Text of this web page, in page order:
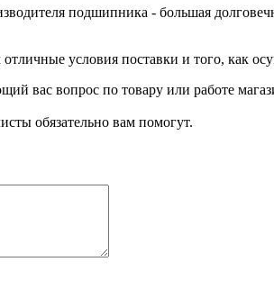
подшипника - большая
условия поставки и того, как
вас вопрос по товару или работе
обязательно вам помогут.